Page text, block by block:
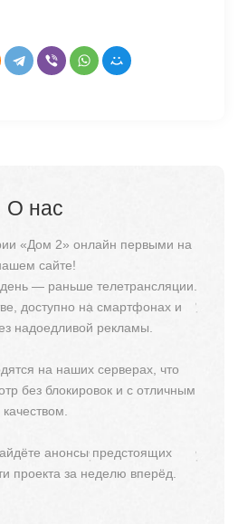
О нас
«Дом 2» онлайн первыми на
сайте!
— раньше телетрансляции.
доступно на смартфонах и
надоедливой рекламы.
на наших серверах, что
без блокировок и с отличным
качеством.
анонсы предстоящих
проекта за неделю вперёд.